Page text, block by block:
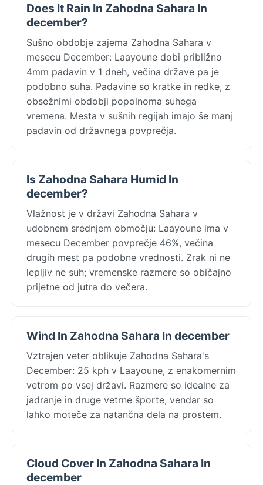
Does It Rain In Zahodna Sahara In
december?
Sušno obdobje zajema Zahodna Sahara v
mesecu December: Laayoune dobi približno
4mm padavin v 1 dneh, večina države pa je
podobno suha. Padavine so kratke in redke, z
obsežnimi obdobji popolnoma suhega
vremena. Mesta v sušnih regijah imajo še manj
padavin od državnega povprečja.
Is Zahodna Sahara Humid In
december?
Vlažnost je v državi Zahodna Sahara v
udobnem srednjem območju: Laayoune ima v
mesecu December povprečje 46%, večina
drugih mest pa podobne vrednosti. Zrak ni ne
lepljiv ne suh; vremenske razmere so običajno
prijetne od jutra do večera.
Wind In Zahodna Sahara In december
Vztrajen veter oblikuje Zahodna Sahara's
December: 25 kph v Laayoune, z enakomernim
vetrom po vsej državi. Razmere so idealne za
jadranje in druge vetrne športe, vendar so
lahko moteče za natančna dela na prostem.
Cloud Cover In Zahodna Sahara In
december